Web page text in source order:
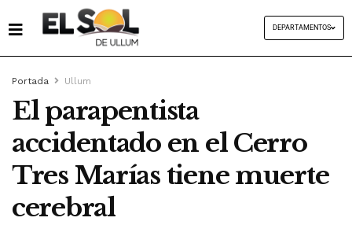
DEPARTAMENTOS
Portada Ullum
El parapentista
accidentado en el Cerro
Tres Marías tiene muerte
cerebral